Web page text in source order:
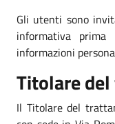
Gli utenti sono
informativa
informazioni
Titolare
Il Titolare del